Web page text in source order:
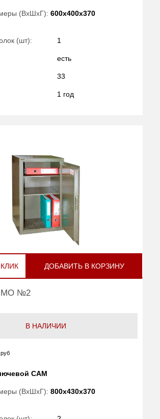
(ВхШхГ): 600x400x370
(шт): 1
есть
33
1 год
ДОБАВИТЬ В КОРЗИНУ
МО №2
В НАЛИЧИИ
руб
САМ
(ВхШхГ): 800x430x370